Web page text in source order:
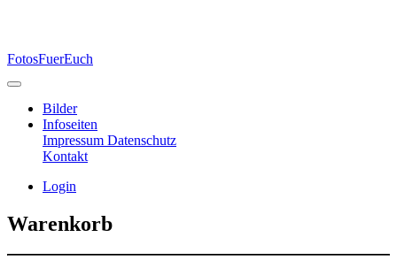
FotosFuerEuch
Bilder
Infoseiten
Impressum Datenschutz
Kontakt
Login
Warenkorb